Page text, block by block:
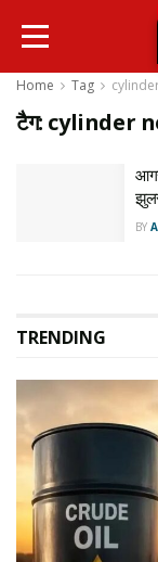
Home Tag
टैग: cylinder
BY
TRENDING